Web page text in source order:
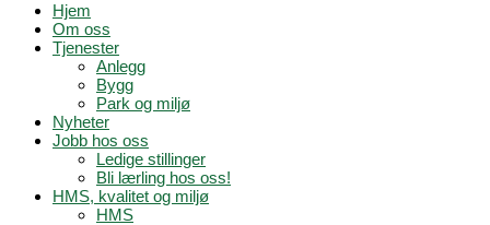
Hjem
Om oss
Tjenester
Anlegg
Bygg
Park og miljø
Nyheter
Jobb hos oss
Ledige stillinger
Bli lærling hos oss!
HMS, kvalitet og miljø
HMS